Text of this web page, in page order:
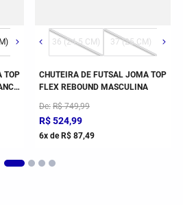
39 (26.5 CM) 40 (27 CM) 41 (28 CM)
TOP
36 (24.5 CM) 37 (25 CM) 38
CHUTEIRA DE FUTSAL JOMA TOP
FLEX REBOUND MASCULINA
De R$ 749,99
R$524,99
6x de R$ 87,49